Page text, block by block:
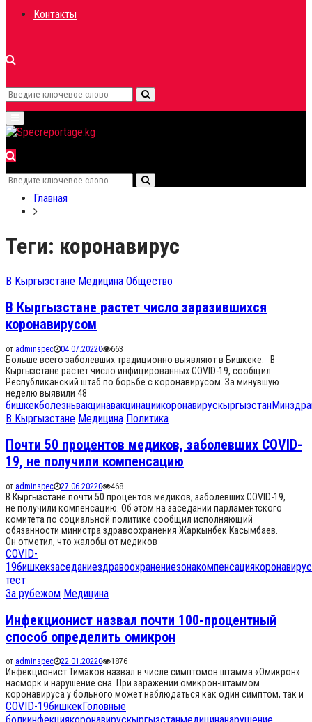
Контакты
Search
for:
Search
Menu
Search
for:
Search
Главная
Теги: коронавирус
В Кыргызстане Медицина Общество
В Кыргызстане растет число заразившихся
коронавирусом
от adminspec 04.07.20220 663
Больше всего заболевших традиционно выявляют в Бишкеке. В
Кыргызстане растет число инфицированных COVID-19, сообщил
Республиканский штаб по борьбе с коронавирусом. За минувшую
неделю выявили 48
бишкекболезньвакцинавакцинациикоронавирускыргызстан
В Кыргызстане Медицина Политика
Почти 50 процентов медиков, заболевших COVID-
19, не получили компенсацию
от adminspec 27.06.20220 468
В Кыргызстане почти 50 процентов медиков, заболевших COVID-19,
не получили компенсацию. Об этом на заседании парламентского
комитета по социальной политике сообщил исполняющий
обязанности министра здравоохранения Жаркынбек Касымбаев.
Он отметил, что жалобы от медиков
COVID-
19бишкекзаседаниездравоохранениезонакомпенсациякоронавирус
тест
За рубежом Медицина
Инфекционист назвал почти 100-процентный
способ определить омикрон
от adminspec 22.01.20220 1876
Инфекционист Тимаков назвал в числе симптомов штамма «Омикрон»
насморк и нарушение сна При заражении омикрон-штаммом
коронавируса у больного может наблюдаться как один симптом, так и
COVID-19бишкекГоловные